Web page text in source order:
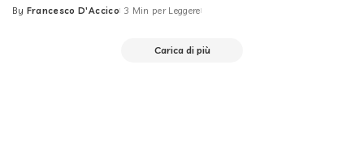
Posted
By Francesco D'Accico 3 Min per Leggere
Carica di più